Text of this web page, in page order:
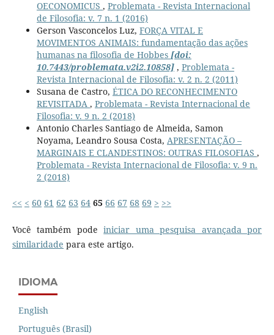
OECONOMICUS , Problemata - Revista Internacional
de Filosofia: v. 7 n. 1 (2016)
Gerson Vasconcelos Luz, FORÇA VITAL E
MOVIMENTOS ANIMAIS: fundamentação das ações
humanas na filosofia de Hobbes [doi:
10.7443/problemata.v2i2.10858], Problemata -
Revista Internacional de Filosofia: v. 2 n. 2 (2011)
Susana de Castro, ÉTICA DO RECONHECIMENTO
REVISITADA , Problemata - Revista Internacional de
Filosofia: v. 9 n. 2 (2018)
Antonio Charles Santiago de Almeida, Samon
Noyama, Leandro Sousa Costa, APRESENTAÇÃO –
MARGINAIS E CLANDESTINOS: OUTRAS FILOSOFIAS ,
Problemata - Revista Internacional de Filosofia: v. 9 n.
2 (2018)
<< < 60 61 62 63 64 65 66 67 68 69 > >>
Você também podeiniciar uma pesquisa avançada por
similaridade para este artigo.
IDIOMA
English
Português (Brasil)